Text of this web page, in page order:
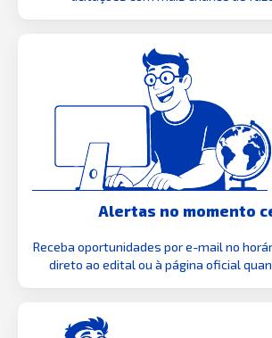
Alertas no momento
Receba oportunidades por e-mail no
direto ao edital ou à página oficial